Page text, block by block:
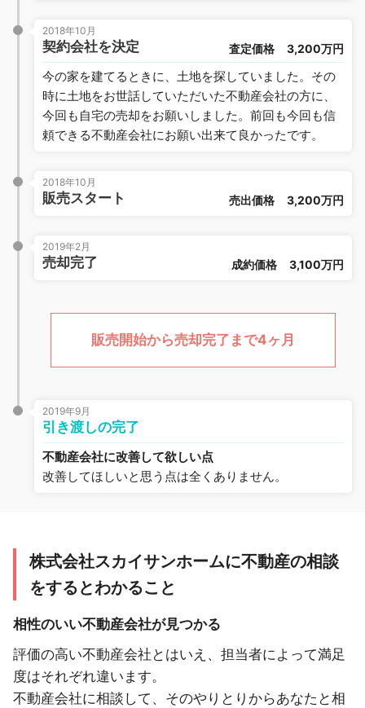
2018年10月
契約会社を決定 査定価格 3,200万円
今の家を建てるときに、土地を探していました。その
時に土地をお世話していただいた不動産会社の方に、
今回も自宅の売却をお願いしました。前回も今回も信
頼できる不動産会社にお願い出来て良かったです。
2018年10月
販売スタート 売出価格 3,200万円
2019年2月
売却完了 成約価格 3,100万円
販売開始から売却完了まで4ヶ月
2019年9月
引き渡しの完了
不動産会社に改善して欲しい点
改善してほしいと思う点は全くありません。
株式会社スカイサンホームに不動産の相談
をするとわかること
相性のいい不動産会社が見つかる
評価の高い不動産会社とはいえ、担当者によって満足
度はそれぞれ違います。
不動産会社に相談して、そのやりとりからあなたと相